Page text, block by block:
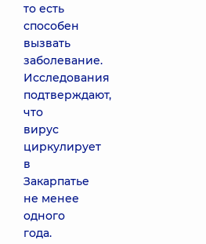
то есть
способен
вызвать
заболевание.
Исследования
подтверждают,
что
вирус
циркулирует
в
Закарпатье
не менее
одного
года.